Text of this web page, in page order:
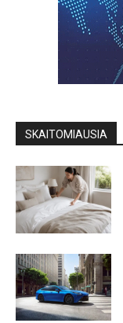
SKAITOMIAUSIA